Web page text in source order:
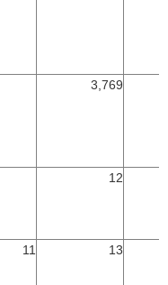
3,769
12
11 13